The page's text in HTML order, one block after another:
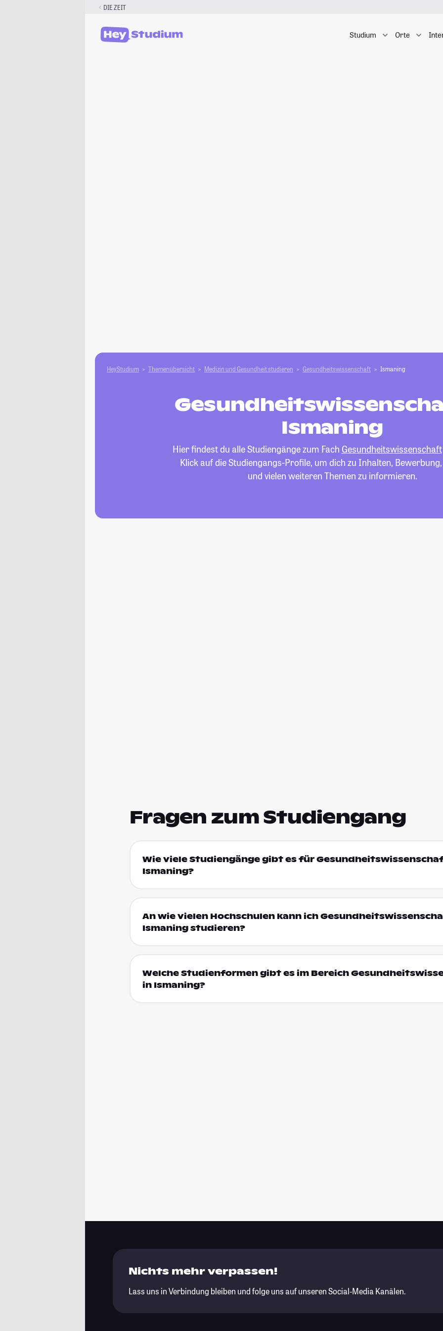
DIE ZEIT
Studium Orte
HeyStudium Themenübersicht Medizin und Gesundheit studieren Gesundheitswissenschaft Ismaning
Ismaning
Hier findest du alle Studiengänge zum Fach Gesundheitswissenschaft
Klick auf die Studiengangs-Profile, um dich zu Inhalten,
und vielen weiteren Themen zu informieren.
Fragen zum Studiengang
Wie viele Studiengänge gibt es für
Ismaning?
An wie vielen Hochschulen kann ich
Ismaning studieren?
Welche Studienformen gibt es im Bereich
in Ismaning?
Nichts mehr verpassen!
Lass uns in Verbindung bleiben und folge uns auf unseren Social-Media Kanälen.